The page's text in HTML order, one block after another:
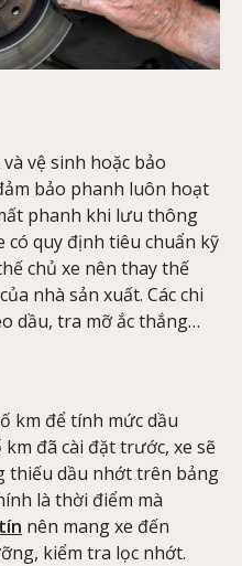
vệ sinh hoặc bảo
bảo phanh luôn hoạt
phanh khi lưu thông
quy định tiêu chuẩn kỹ
chủ xe nên thay thế
nhà sản xuất. Các chi
dầu, tra mỡ ắc thắng…
km để tính mức dầu
đã cài đặt trước, xe sẽ
thiếu dầu nhớt trên bảng
là thời điểm mà
nên mang xe đến
kiểm tra lọc nhớt.